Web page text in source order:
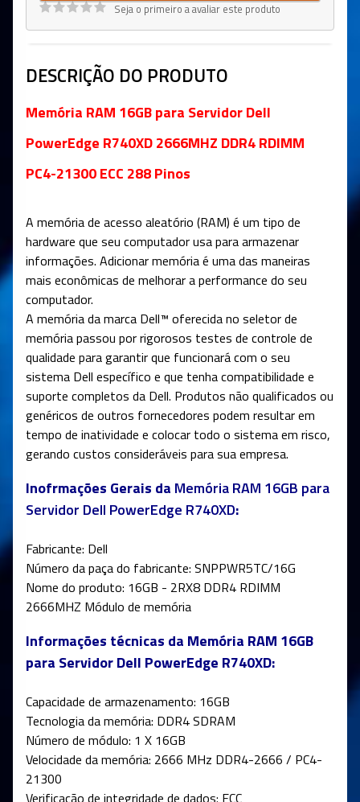
Seja o primeiro a avaliar este produto
DESCRIÇÃO DO PRODUTO
Memória RAM 16GB para Servidor Dell
PowerEdge R740XD 2666MHZ DDR4 RDIMM
PC4-21300 ECC 288 Pinos
A memória de acesso aleatório (RAM) é um tipo de
hardware que seu computador usa para armazenar
informações. Adicionar memória é uma das maneiras
mais econômicas de melhorar a performance do seu
computador.
A memória da marca Dell™ oferecida no seletor de
memória passou por rigorosos testes de controle de
qualidade para garantir que funcionará com o seu
sistema Dell específico e que tenha compatibilidade e
suporte completos da Dell. Produtos não qualificados ou
genéricos de outros fornecedores podem resultar em
tempo de inatividade e colocar todo o sistema em risco,
gerando custos consideráveis para sua empresa.
Inofrmações Gerais da Memória RAM 16GB para
Servidor Dell PowerEdge R740XD:
Fabricante: Dell
Número da paça do fabricante: SNPPWR5TC/16G
Nome do produto: 16GB - 2RX8 DDR4 RDIMM
2666MHZ Módulo de memória
Informações técnicas da Memória RAM 16GB
para Servidor Dell PowerEdge R740XD:
Capacidade de armazenamento: 16GB
Tecnologia da memória: DDR4 SDRAM
Número de módulo: 1 X 16GB
Velocidade da memória: 2666 MHz DDR4-2666 / PC4-
21300